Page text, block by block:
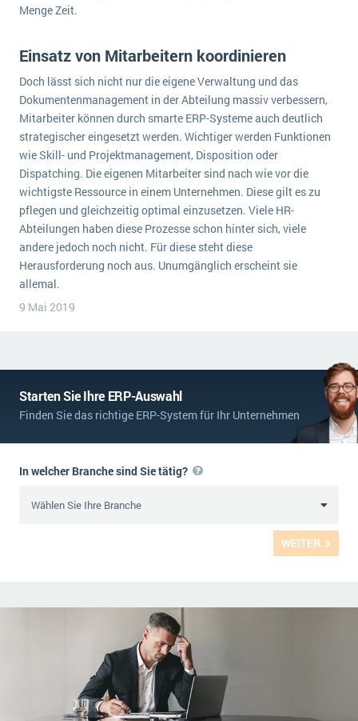
Die „SaaSpocalypse“: Was ist das und was bedeutet es für die Zukunft von Unternehmenssoftware?
SAP investiert mit zwei strategischen Übernahmen in Enterprise-KI
ERP-Trends in der Produktion
NACHRICHTENARCHIV
Menge Zeit.
Einsatz von Mitarbeitern koordinieren
Doch lässt sich nicht nur die eigene Verwaltung und das
Dokumentenmanagement in der Abteilung massiv verbessern,
Mitarbeiter können durch smarte ERP-Systeme auch deutlich
strategischer eingesetzt werden. Wichtiger werden Funktionen
wie Skill- und Projektmanagement, Disposition oder
Dispatching. Die eigenen Mitarbeiter sind nach wie vor die
wichtigste Ressource in einem Unternehmen. Diese gilt es zu
pflegen und gleichzeitig optimal einzusetzen. Viele HR-
Abteilungen haben diese Prozesse schon hinter sich, viele
andere jedoch noch nicht. Für diese steht diese
Herausforderung noch aus. Unumgänglich erscheint sie
allemal.
9 Mai 2019
Starten Sie Ihre ERP-Auswahl
Finden Sie das richtige ERP-System für Ihr Unternehmen
WEITER
In welcher Branche sind Sie tätig?